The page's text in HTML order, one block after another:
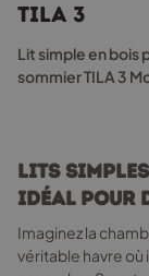
variations.
Les
options
sur
la
page
du
produit
TILA 3
Lit simple en bois
sommier TILA 3
Lits
idéal pour
Imaginez la
véritable havre où